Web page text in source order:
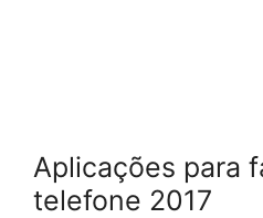
Aplicações para
telefone 2017